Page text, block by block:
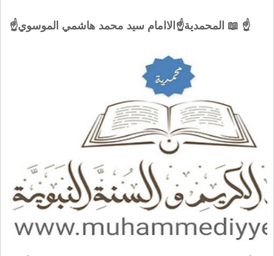
☝المحمدية☝الاامام سيد محمد هاشمي الموسوي 📖 ☝